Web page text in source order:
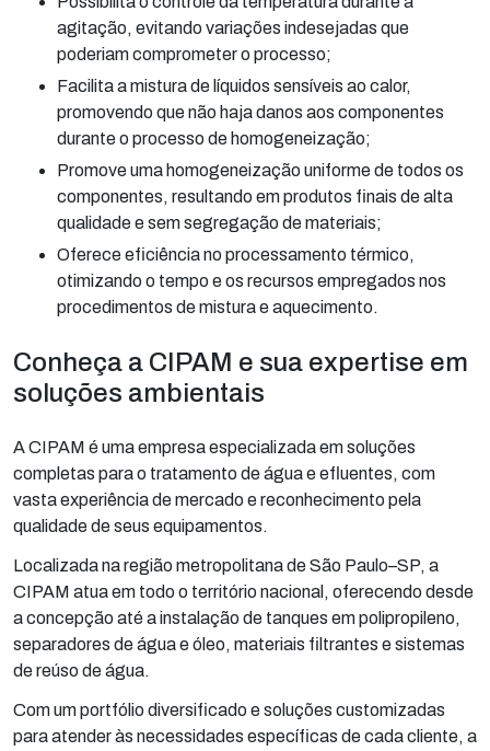
agitação, evitando variações indesejadas que
poderiam comprometer o processo;
Facilita a mistura de líquidos sensíveis ao calor,
promovendo que não haja danos aos componentes
durante o processo de homogeneização;
Promove uma homogeneização uniforme de todos os
componentes, resultando em produtos finais de alta
qualidade e sem segregação de materiais;
Oferece eficiência no processamento térmico,
otimizando o tempo e os recursos empregados nos
procedimentos de mistura e aquecimento.
Conheça a CIPAM e sua expertise em
soluções ambientais
A CIPAM é uma empresa especializada em soluções
completas para o tratamento de água e efluentes, com
vasta experiência de mercado e reconhecimento pela
qualidade de seus equipamentos.
Localizada na região metropolitana de São Paulo–SP, a
CIPAM atua em todo o território nacional, oferecendo desde
a concepção até a instalação de tanques em polipropileno,
separadores de água e óleo, materiais filtrantes e sistemas
de reúso de água.
Com um portfólio diversificado e soluções customizadas
para atender às necessidades específicas de cada cliente, a